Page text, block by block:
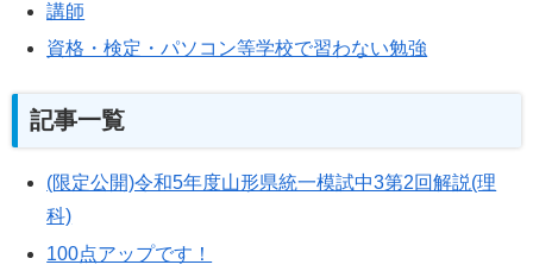
講師
資格・検定・パソコン等学校で習わない勉強
記事一覧
(限定公開)令和5年度山形県統一模試中3第2回解説(理
科)
100点アップです！